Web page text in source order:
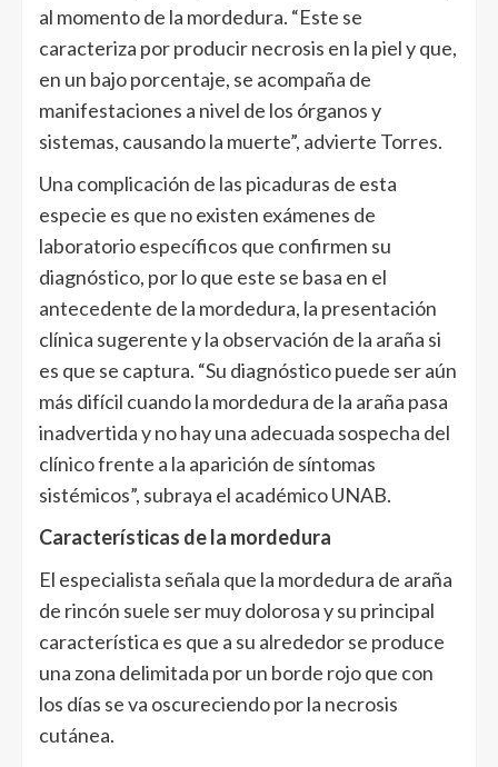
al momento de la mordedura. “Este se
caracteriza por producir necrosis en la piel y que,
en un bajo porcentaje, se acompaña de
manifestaciones a nivel de los órganos y
sistemas, causando la muerte”, advierte Torres.
Una complicación de las picaduras de esta
especie es que no existen exámenes de
laboratorio específicos que confirmen su
diagnóstico, por lo que este se basa en el
antecedente de la mordedura, la presentación
clínica sugerente y la observación de la araña si
es que se captura. “Su diagnóstico puede ser aún
más difícil cuando la mordedura de la araña pasa
inadvertida y no hay una adecuada sospecha del
clínico frente a la aparición de síntomas
sistémicos”, subraya el académico UNAB.
Características de la mordedura
El especialista señala que la mordedura de araña
de rincón suele ser muy dolorosa y su principal
característica es que a su alrededor se produce
una zona delimitada por un borde rojo que con
los días se va oscureciendo por la necrosis
cutánea.